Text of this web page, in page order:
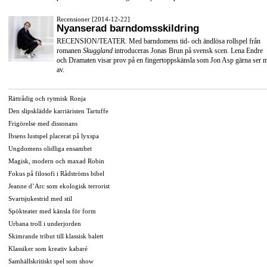
Recensioner [2014-12-22]
Nyanserad barndomsskildring
RECENSION/TEATER. Med barndomens tid- och ändlösa rollspel från
romanen Skuggland introduceras Jonas Brun på svensk scen. Lena Endre
och Dramaten visar prov på en fingertoppskänsla som Jon Asp gärna ser
av.
Rättrådig och rytmisk Ronja
Den slipsklädde karriäristen Tartuffe
Frigörelse med dissonans
Ibsens lustspel placerat på lyxspa
Ungdomens olidliga ensamhet
Magisk, modern och maxad Robin
Fokus på filosofi i Rådströms bibel
Jeanne d’Arc som ekologisk terrorist
Svartsjukestrid med stil
Spökteater med känsla för form
Urbana troll i underjorden
Skimrande tribut till klassisk balett
Klassiker som kreativ kabaré
Samhällskritiskt spel som show